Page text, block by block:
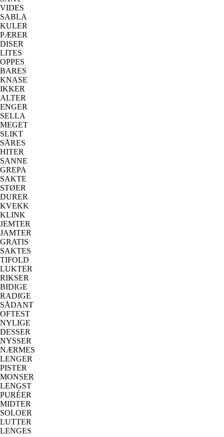
VIDES
SABLA
KULER
PÆRER
DISER
LITES
OPPES
BARES
KNASE
IKKER
ALTER
ENGER
SELLA
MEGET
SLIKT
SÅRES
HITER
SANNE
GREPA
SAKTE
STØER
DURER
KVEKK
KLINK
JEMTER
JAMTER
GRATIS
SAKTES
TIFOLD
LUKTER
RIKSER
BIDIGE
RADIGE
SÅDANT
OFTEST
NYLIGE
DESSER
NYSSER
NÆRMES
LENGER
PISTER
MONSER
LENGST
PURÉER
MIDTER
SOLOER
LUTTER
LENGES